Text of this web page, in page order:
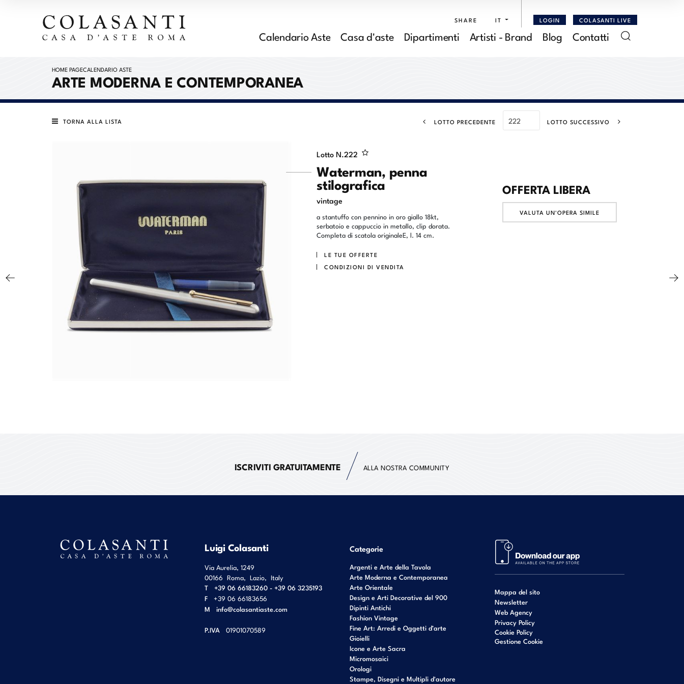
SHARE IT LOGIN COLASANTI LIVE
Calendario Aste Casa d'aste Dipartimenti Artisti - Brand Blog Contatti
HOME PAGECALENDARIO ASTE
ARTE MODERNA E CONTEMPORANEA
TORNA ALLA LISTA LOTTO PRECEDENTE LOTTO SUCCESSIVO
Lotto N.222
Waterman, penna
stilografica
vintage
a stantuffo con pennino in oro giallo 18kt,
serbatoio e cappuccio in metallo, clip dorata.
Completa di scatola originaleE, l. 14 cm.
LE TUE OFFERTE
CONDIZIONI DI VENDITA
OFFERTA LIBERA
VALUTA UN'OPERA SIMILE
ISCRIVITI GRATUITAMENTE ALLA NOSTRA COMMUNITY
Luigi Colasanti
Via Aurelia, 1249
00166 Roma, Lazio, Italy
T
+39 06 66183260 - +39 06 3235193
F
+39 06 66183656
M info@colasantiaste.com
P.IVA 01901070589
Categorie
Argenti e Arte della Tavola
Arte Moderna e Contemporanea
Arte Orientale
Design e Arti Decorative del 900
Dipinti Antichi
Fashion Vintage
Fine Art: Arredi e Oggetti d’arte
Gioielli
Icone e Arte Sacra
Micromosaici
Orologi
Stampe, Disegni e Multipli d'autore
Mappa del sito
Newsletter
Web Agency
Privacy Policy
Cookie Policy
Gestione Cookie